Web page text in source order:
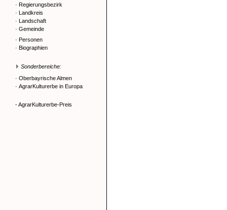
· Regierungsbezirk
· Landkreis
· Landschaft
· Gemeinde
· Personen
· Biographien
Sonderbereiche:
· Oberbayrische Almen
· AgrarKulturerbe in Europa
- AgrarKulturerbe-Preis